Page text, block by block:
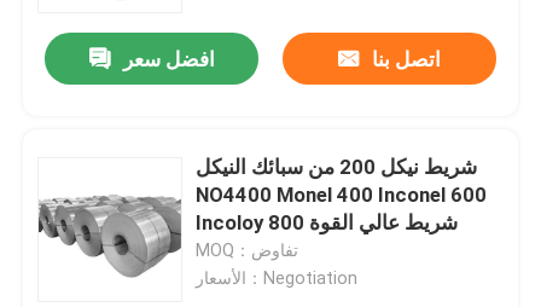
افضل سعر اتصل بنا
شريط نيكل 200 من سبائك النيكل
NO4400 Monel 400 Inconel 600
Incoloy 800 شريط عالي القوة
MOQ：تفاوض
الأسعار：Negotiation